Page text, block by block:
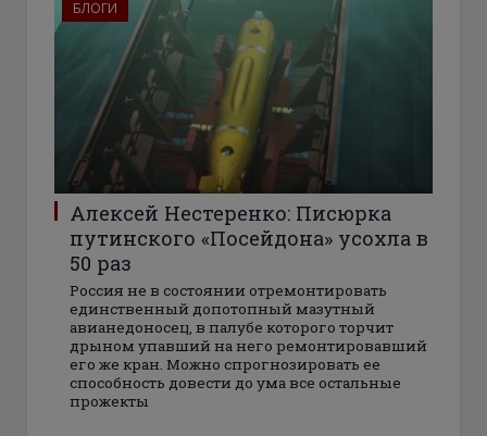
БЛОГИ
Алексей Нестеренко: Писюрка
путинского «Посейдона» усохла в
50 раз
Россия не в состоянии отремонтировать
единственный допотопный мазутный
авианедоносец, в палубе которого торчит
дрыном упавший на него ремонтировавший
его же кран. Можно спрогнозировать ее
способность довести до ума все остальные
прожекты